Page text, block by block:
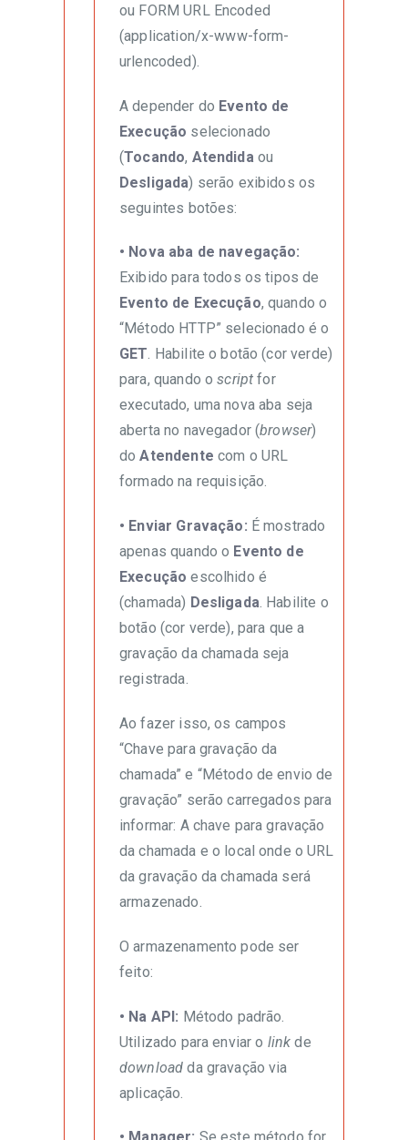
ou FORM URL Encoded
(application/x-www-form-
urlencoded).
A depender do Evento de
Execução selecionado
(Tocando, Atendida ou
Desligada) serão exibidos os
seguintes botões:
• Nova aba de navegação:
Exibido para todos os tipos de
Evento de Execução, quando o
“Método HTTP” selecionado é o
GET. Habilite o botão (cor verde)
para, quando oscript for
executado, uma nova aba seja
aberta no navegador (browser)
doAtendente com o URL
formado na requisição.
• Enviar Gravação: É mostrado
apenas quando o Evento de
Execução escolhido é
(chamada) Desligada. Habilite o
botão (cor verde), para que a
gravação da chamada seja
registrada.
Ao fazer isso, os campos
“Chave para gravação da
chamada” e “Método de envio de
gravação” serão carregados para
informar: A chave para gravação
da chamada e o local onde o URL
da gravação da chamada será
armazenado.
O armazenamento pode ser
feito:
• Na API: Método padrão.
Utilizado para enviar o link de
download da gravação via
aplicação.